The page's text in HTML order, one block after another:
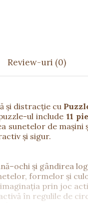
Review-uri (0)
și distracție cu
ul include 11
sunetelor de
și sigur.
și gândirea
formelor și
prin joc
în regulile de